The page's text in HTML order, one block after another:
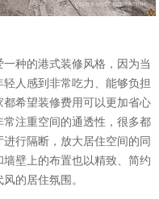
的港式装修风格，因为当
人感到非常吃力、能够负担
都希望装修费用可以更加省心
常注重空间的通透性，很多都
隔断，放大居住空间的同
和墙壁上的布置也以精致、简约
的居住氛围。